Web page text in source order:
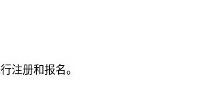
注册和报名。